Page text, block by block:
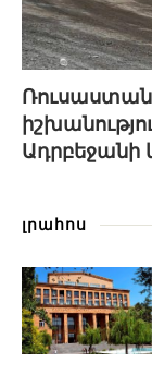
Ադրբեջանի
լրահոս